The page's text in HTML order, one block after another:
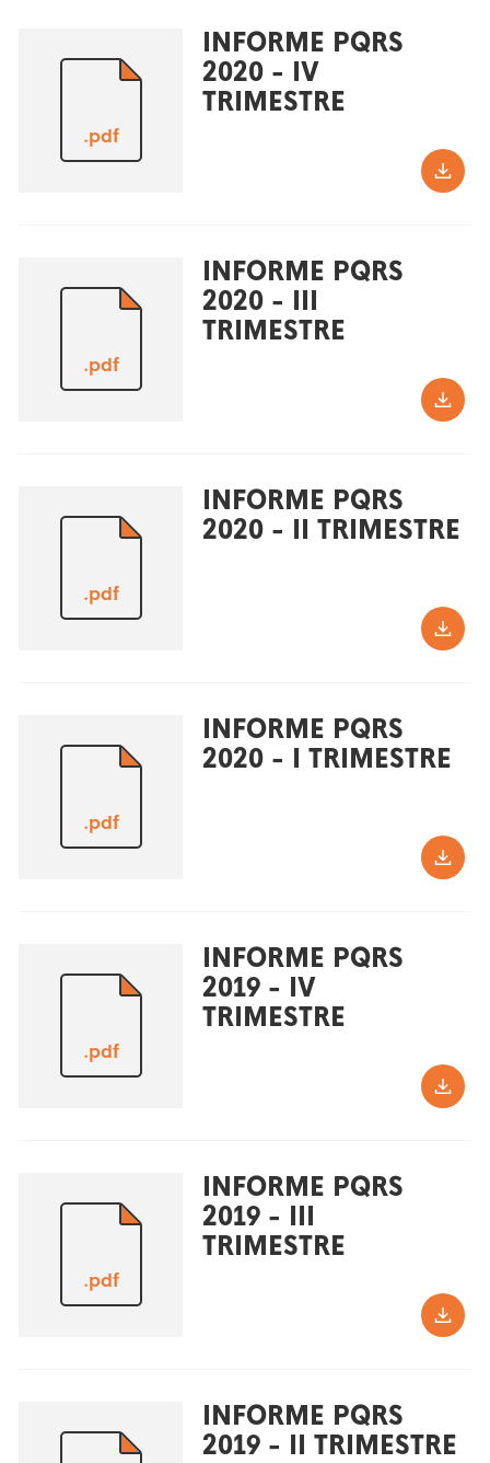
.pdf
INFORME PQRS
2020 - IV
TRIMESTRE
.pdf
INFORME PQRS
2020 - III
TRIMESTRE
.pdf
INFORME PQRS
2020 - II TRIMESTRE
.pdf
INFORME PQRS
2020 - I TRIMESTRE
.pdf
INFORME PQRS
2019 - IV
TRIMESTRE
.pdf
INFORME PQRS
2019 - III
TRIMESTRE
INFORME PQRS
2019 - II TRIMESTRE